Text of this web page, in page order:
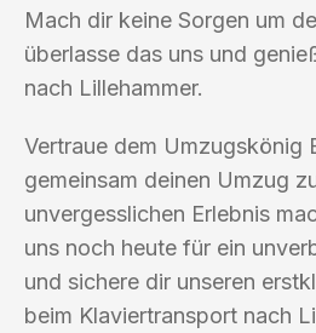
Mach dir keine Sorgen um
überlasse das uns und
nach Lillehammer.
Vertraue dem Umzugskönig
gemeinsam deinen Umzug
unvergesslichen Erlebnis
uns noch heute für ein
und sichere dir unseren
beim Klaviertransport nach